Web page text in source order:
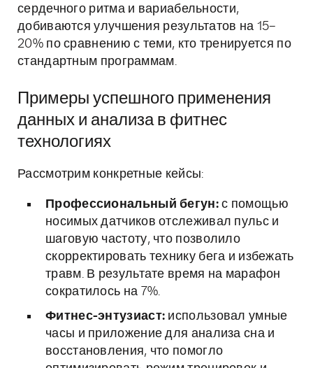
сердечного ритма и вариабельности,
добиваются улучшения результатов на 15–
20% по сравнению с теми, кто тренируется по
стандартным программам.
Примеры успешного применения
данных и анализа в фитнес
технологиях
Рассмотрим конкретные кейсы:
Профессиональный бегун:с помощью
носимых датчиков отслеживал пульс и
шаговую частоту, что позволило
скорректировать технику бега и избежать
травм. В результате время на марафон
сократилось на 7%.
Фитнес-энтузиаст: использовал умные
часы и приложение для анализа сна и
восстановления, что помогло